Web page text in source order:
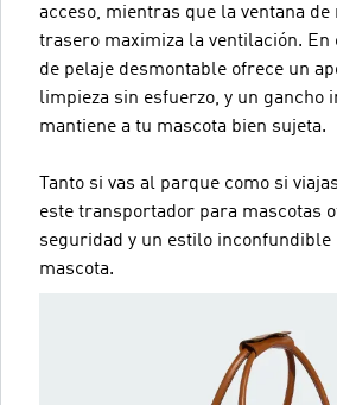
acceso, mientras que la ventana
trasero maximiza la ventilación.
de pelaje desmontable ofrece un
limpieza sin esfuerzo, y un gancho
mantiene a tu mascota bien sujeta.
Tanto si vas al parque como si
este transportador para mascotas
seguridad y un estilo inconfundible
mascota.